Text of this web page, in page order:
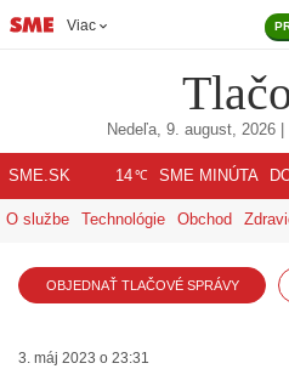
Viac
Nedeľa, 9. august, 2026
SME.SK 14℃ SME MINÚTA
O službe Technológie Obchod
OBJEDNAŤ TLAČOVÉ SPRÁVY
3. máj 2023 o 23:31